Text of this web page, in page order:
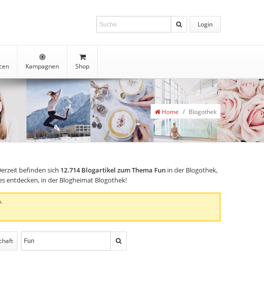
Login
Kampagnen Shop
Home / Blogothek
befinden sich 12.714Blogartikel zum Thema Fun in der Blogothek,
entdecken, in der Blogheimat Blogothek!